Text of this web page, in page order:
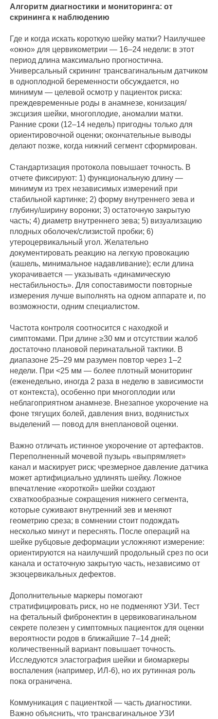
Алгоритм диагностики и мониторинга: от
скрининга к наблюдению
Где и когда искать короткую шейку матки? Наилучшее
«окно» для цервикометрии — 16–24 недели: в этот
период длина максимально прогностична.
Универсальный скрининг трансвагинальным датчиком
в одноплодной беременности обсуждается, но
минимум — целевой осмотр у пациенток риска:
преждевременные роды в анамнезе, конизация/
эксцизия шейки, многоплодие, аномалии матки.
Ранние сроки (12–14 недель) пригодны только для
ориентировочной оценки; окончательные выводы
делают позже, когда нижний сегмент сформирован.
Стандартизация протокола повышает точность. В
отчете фиксируют: 1) функциональную длину —
минимум из трех независимых измерений при
стабильной картинке; 2) форму внутреннего зева и
глубину/ширину воронки; 3) остаточную закрытую
часть; 4) диаметр внутреннего зева; 5) визуализацию
плодных оболочек/слизистой пробки; 6)
утероцервикальный угол. Желательно
документировать реакцию на легкую провокацию
(кашель, минимальное надавливание); если длина
укорачивается — указывать «динамическую
нестабильность». Для сопоставимости повторные
измерения лучше выполнять на одном аппарате и, по
возможности, одним специалистом.
Частота контроля соотносится с находкой и
симптомами. При длине ≥30 мм и отсутствии жалоб
достаточно плановой перинатальной тактики. В
диапазоне 25–29 мм разумен повтор через 1–2
недели. При <25 мм — более плотный мониторинг
(еженедельно, иногда 2 раза в неделю в зависимости
от контекста), особенно при многоплодии или
неблагоприятном анамнезе. Внезапное укорочение на
фоне тягущих болей, давления вниз, водянистых
выделений — повод для внеплановой оценки.
Важно отличать истинное укорочение от артефактов.
Переполненный мочевой пузырь «выпрямляет»
канал и маскирует риск; чрезмерное давление датчика
может артифициально удлинять шейку. Ложное
впечатление «короткой» шейки создают
схваткообразные сокращения нижнего сегмента,
которые суживают внутренний зев и меняют
геометрию среза; в сомнении стоит подождать
несколько минут и переснять. После операций на
шейке рубцовые деформации усложняют измерение:
ориентируются на наилучший продольный срез по оси
канала и остаточную закрытую часть, независимо от
экзоцервикальных дефектов.
Дополнительные маркеры помогают
стратифицировать риск, но не подменяют УЗИ. Тест
на фетальный фибронектин в цервиковагинальном
секрете полезен у симптомных пациенток для оценки
вероятности родов в ближайшие 7–14 дней;
количественный вариант повышает точность.
Исследуются эластография шейки и биомаркеры
воспаления (например, ИЛ‑6), но их рутинная роль
пока ограничена.
Коммуникация с пациенткой — часть диагностики.
Важно объяснить, что трансвагинальное УЗИ